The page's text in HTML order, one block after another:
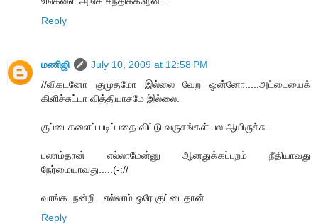
Reply
மணிஜி
July 10, 2009 at 12:58 PM
//விகடனோ குமுதமோ இல்லை வேற ஒன்னோ.....அட்டையைக்
கிளிச்சுட்டா வித்தியாசமே இல்லை.
குப்பைகளைப் படிப்பதை விட்டு வருசங்கள் பல ஆயிருச்சு.
பணம்தான் எல்லாமேன்னு ஆனதுக்கப்புறம் நீதியாவது
நேர்மையாவது.....(-://
வாங்க..நன்றி...எல்லாம் ஒரே குட்டைதான்..
Reply